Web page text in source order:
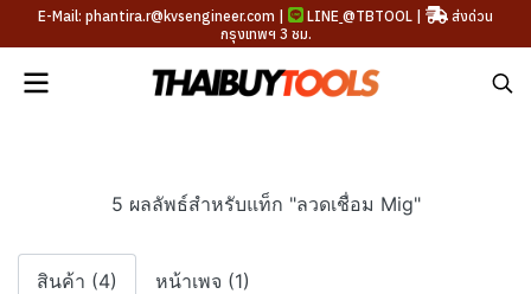
E-Mail: phantira.r@kvsengineer.com | LINE @TBTOOL |
ส่งด่วน
กรุงเทพฯ 3 ชม.
5 ผลลัพธ์สำหรับแท็ก "ลวดเชื่อม Mig"
สินค้า (4) หน้าเพจ (1)